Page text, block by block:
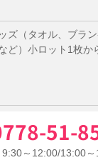
ズ（タオル、ブラン
ど）小ロット1枚か
51-
9:30～12:00/13:00